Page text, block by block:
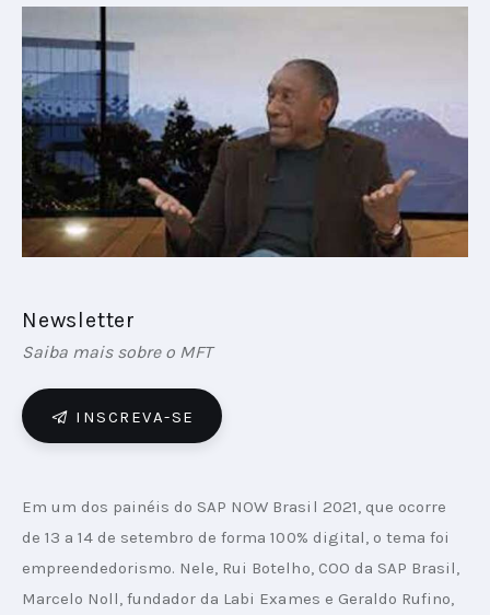
MARTECH
CONECTADES
PODCAST
PLAYBOOKS
Newsletter
Saiba mais sobre o MFT
INSCREVA-SE
Em um dos painéis do SAP NOW Brasil 2021, que ocorre
de 13 a 14 de setembro de forma 100% digital, o tema foi
empreendedorismo. Nele, Rui Botelho, COO da SAP Brasil,
Marcelo Noll, fundador da Labi Exames e Geraldo Rufino,